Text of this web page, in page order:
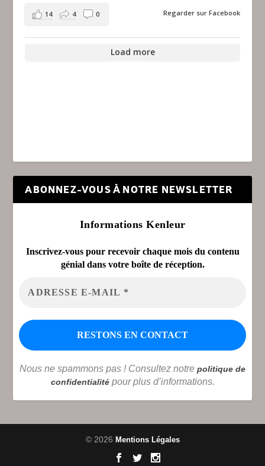
Regarder sur Facebook
14 4 0
Load more
ABONNEZ-VOUS À NOTRE NEWSLETTER
Informations Kenleur
Inscrivez-vous pour recevoir chaque mois du contenu
génial dans votre boîte de réception.
Nous ne spammons pas ! Consultez notre politique de
confidentialitépour plus d’informations.
© 2026 Mentions Légales